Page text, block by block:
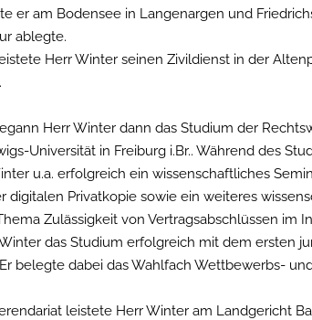
er am Bodensee in Langenargen und
ablegte.
Herr Winter seinen Zivildienst in der
Herr Winter dann das Studium der
Universität in Freiburg i.Br.. Während des
u.a. erfolgreich ein wissenschaftliches
digitalen Privatkopie sowie ein weiteres
Zulässigkeit von Vertragsabschlüssen im
das Studium erfolgreich mit dem ersten
belegte dabei das Wahlfach Wettbewerbs-
leistete Herr Winter am Landgericht